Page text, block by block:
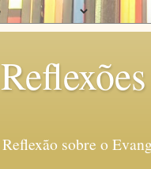
Reflexão sobre o